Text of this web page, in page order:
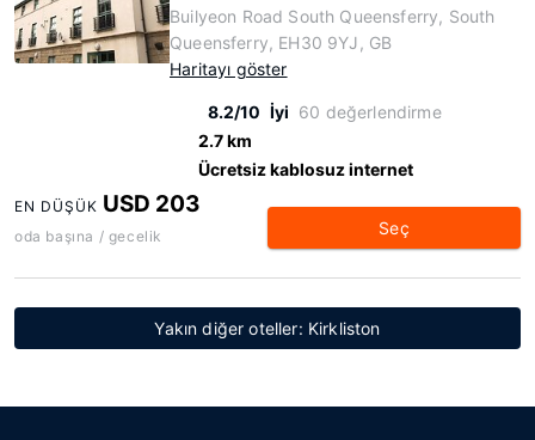
Builyeon Road South Queensferry, South
Queensferry, EH30 9YJ, GB
Haritayı göster
8.2/10 İyi 60 değerlendirme
2.7 km
Ücretsiz kablosuz internet
EN DÜŞÜK USD 203
oda başına / gecelik Seç
Yakın diğer oteller: Kirkliston